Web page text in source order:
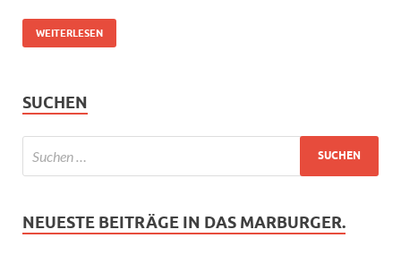
WEITERLESEN
SUCHEN
NEUESTE BEITRÄGE IN DAS MARBURGER.